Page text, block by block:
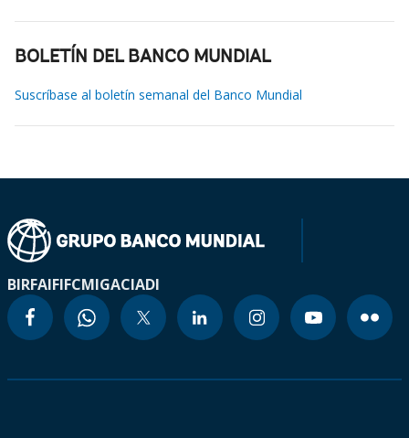
BOLETÍN DEL BANCO MUNDIAL
Suscríbase al boletín semanal del Banco Mundial
BIRFAIFIFCMIGACIADI